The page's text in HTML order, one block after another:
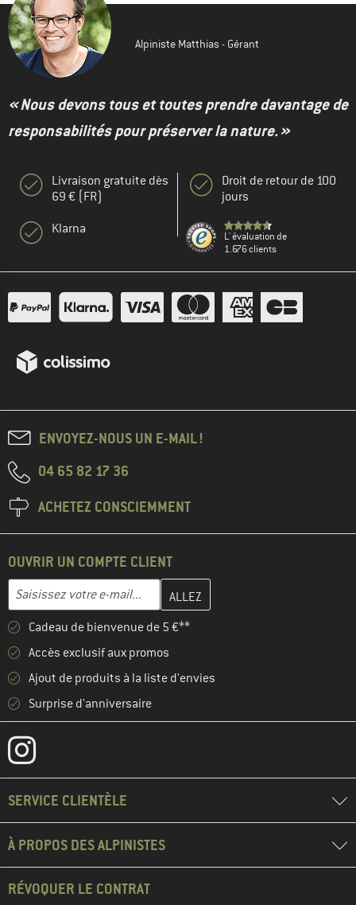
Alpiniste Matthias - Gérant
« Nous devons tous et toutes prendre davantage de
responsabilités pour préserver la nature. »
Livraison gratuite dès
69 € (FR)
Klarna
Droit de retour de 100
jours
L' évaluation de
1.676 clients
ENVOYEZ-NOUS UN E-MAIL !
04 65 82 17 36
ACHETEZ CONSCIEMMENT
OUVRIR UN COMPTE CLIENT
Adresse e-mail
Entrez votre adresse e-mail ici et créez votre compte client à la
Cadeau de bienvenue de 5 €**
Accès exclusif aux promos
Ajout de produits à la liste d'envies
Surprise d'anniversaire
SERVICE CLIENTÈLE
À PROPOS DES ALPINISTES
RÉVOQUER LE CONTRAT